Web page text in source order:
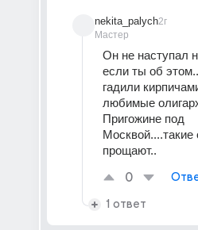
nekita_palych
Мастер
2г
Он не наступал
если ты об
гадили
любимые
Пригожине под
прощают..
0
1 ответ